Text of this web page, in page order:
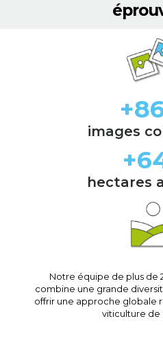
images
+
hectares
+
Notre équipe de plus de
combine une grande
offrir une approche globale
viticulture de